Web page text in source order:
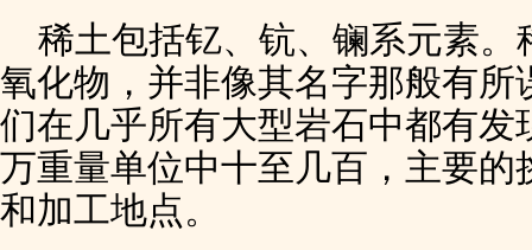
稀土包括钇、钪、镧系元素
氧化物，并非像其名字那般有
们在几乎所有大型岩石中都有
万重量单位中十至几百，主要
和加工地点。